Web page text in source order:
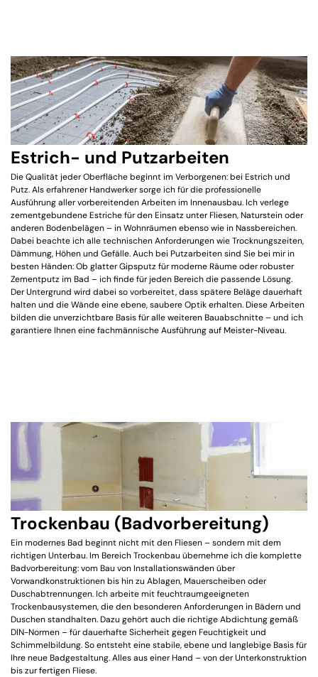
Estrich- und Putzarbeiten
Die Qualität jeder Oberfläche beginnt im Verborgenen: bei Estrich und
Putz. Als erfahrener Handwerker sorge ich für die professionelle
Ausführung aller vorbereitenden Arbeiten im Innenausbau. Ich verlege
zementgebundene Estriche für den Einsatz unter Fliesen, Naturstein oder
anderen Bodenbelägen – in Wohnräumen ebenso wie in Nassbereichen.
Dabei beachte ich alle technischen Anforderungen wie Trocknungszeiten,
Dämmung, Höhen und Gefälle. Auch bei Putzarbeiten sind Sie bei mir in
besten Händen: Ob glatter Gipsputz für moderne Räume oder robuster
Zementputz im Bad – ich finde für jeden Bereich die passende Lösung.
Der Untergrund wird dabei so vorbereitet, dass spätere Beläge dauerhaft
halten und die Wände eine ebene, saubere Optik erhalten. Diese Arbeiten
bilden die unverzichtbare Basis für alle weiteren Bauabschnitte – und ich
garantiere Ihnen eine fachmännische Ausführung auf Meister-Niveau.
Trockenbau (Badvorbereitung)
Ein modernes Bad beginnt nicht mit den Fliesen – sondern mit dem
richtigen Unterbau. Im Bereich Trockenbau übernehme ich die komplette
Badvorbereitung: vom Bau von Installationswänden über
Vorwandkonstruktionen bis hin zu Ablagen, Mauerscheiben oder
Duschabtrennungen. Ich arbeite mit feuchtraumgeeigneten
Trockenbausystemen, die den besonderen Anforderungen in Bädern und
Duschen standhalten. Dazu gehört auch die richtige Abdichtung gemäß
DIN-Normen – für dauerhafte Sicherheit gegen Feuchtigkeit und
Schimmelbildung. So entsteht eine stabile, ebene und langlebige Basis für
Ihre neue Badgestaltung. Alles aus einer Hand – von der Unterkonstruktion
bis zur fertigen Fliese.